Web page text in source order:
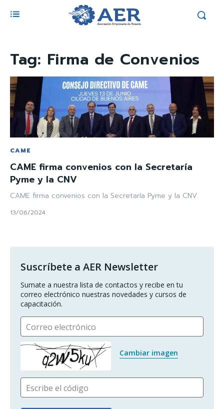
Tag: Firma de Convenios
CAME
CAME firma convenios con la Secretaría
Pyme y la CNV
CAME firma convenios con la Secretaría Pyme y la CNV.
13/06/2024
Suscríbete a AER Newsletter
Sumate a nuestra lista de contactos y recibe en tu
correo electrónico nuestras novedades y cursos de
capacitación.
Correo electrónico
Cambiar imagen
Escribe el código